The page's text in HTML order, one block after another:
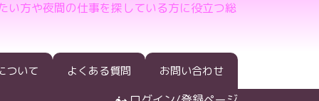
い方や夜間の仕事を探している方に役立つ総
ついて よくある質問 お問い合わせ